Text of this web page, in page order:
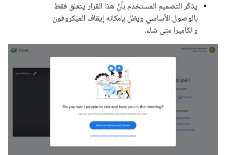
يذكّر التصميم المستخدم بأنّ هذا القرار يتعلق فقط
بالوصول الأساسي ويظل بإمكانه إيقاف الميكروفون
والكاميرا متى شاء.